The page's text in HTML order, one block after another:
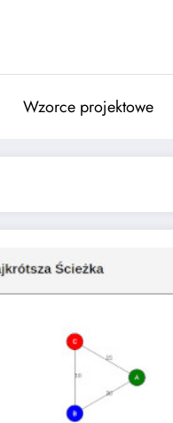
Wzorce projektowe